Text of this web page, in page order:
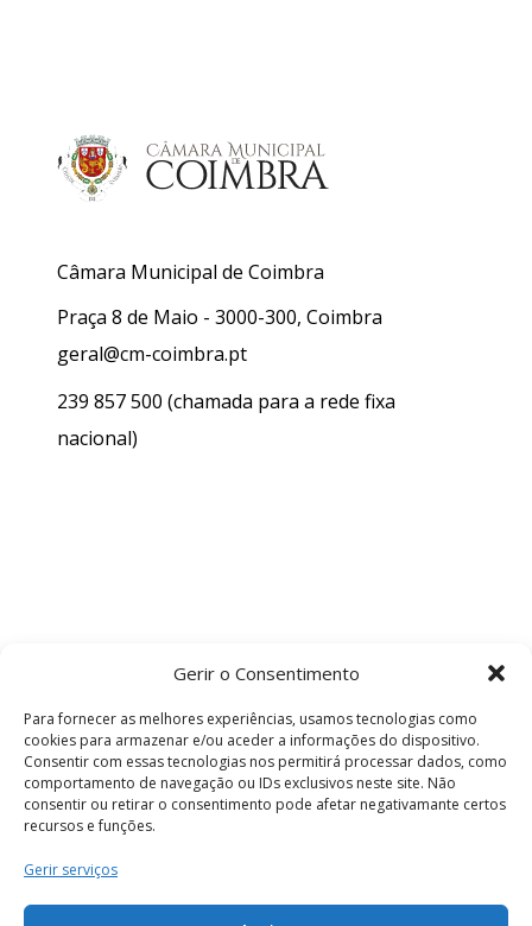
Gerir o Consentimento
Para fornecer as melhores experiências, usamos tecnologias como
cookies para armazenar e/ou aceder a informações do dispositivo.
Consentir com essas tecnologias nos permitirá processar dados, como
comportamento de navegação ou IDs exclusivos neste site. Não
consentir ou retirar o consentimento pode afetar negativamante certos
recursos e funções.
Gerir serviços
Câmara Municipal de Coimbra
Praça 8 de Maio - 3000-300, Coimbra
geral@cm-coimbra.pt
239 857 500 (chamada para a rede fixa
nacional)
Termos e Condições